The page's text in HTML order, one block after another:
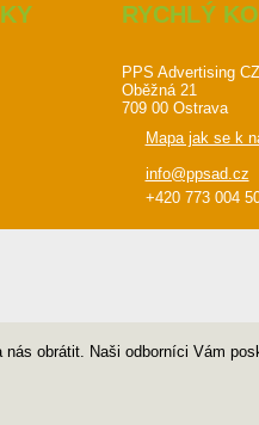
RYCHLÝ
PPS Advertising
Oběžná 21
709 00 Ostrava
Mapa jak se k
info@ppsad.cz
+420 773 004
obrátit. Naši odborníci Vám